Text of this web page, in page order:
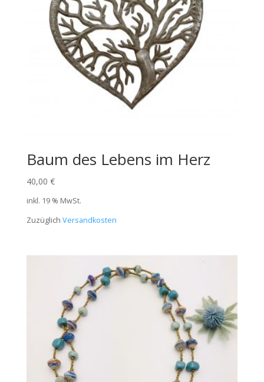
Baum des Lebens im Herz
40,00 €
inkl. 19 % MwSt.
Zuzüglich Versandkosten